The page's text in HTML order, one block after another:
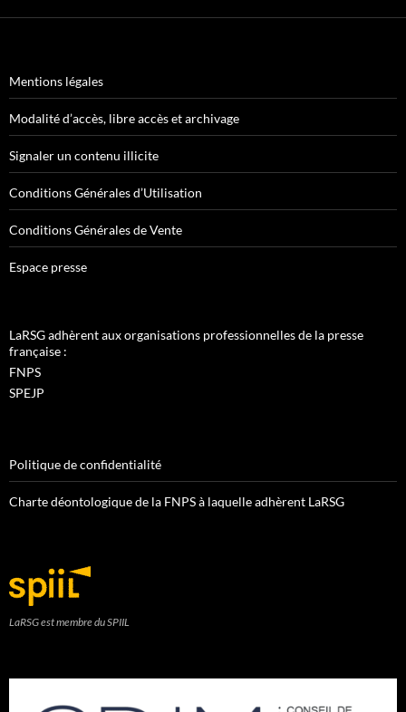
Mentions légales
Modalité d’accès, libre accès et archivage
Signaler un contenu illicite
Conditions Générales d’Utilisation
Conditions Générales de Vente
Espace presse
LaRSG adhèrent aux organisations professionnelles de la presse
française :
FNPS
SPEJP
Politique de confidentialité
Charte déontologique de la FNPS à laquelle adhèrent LaRSG
LaRSG est membre du SPIIL